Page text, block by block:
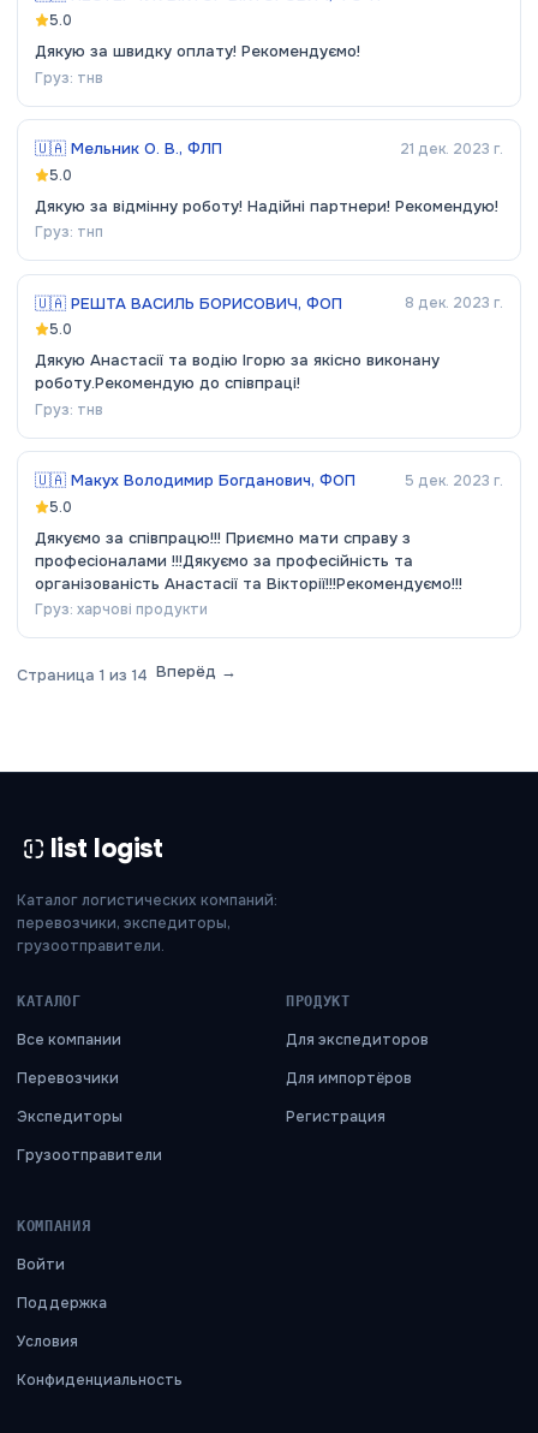
5.0
Дякую за швидку оплату! Рекомендуємо!
Груз: тнв
🇺🇦 Мельник О. В., ФЛП
21 дек. 2023 г.
5.0
Дякую за відмінну роботу! Надійні партнери! Рекомендую!
Груз: тнп
🇺🇦 РЕШТА ВАСИЛЬ БОРИСОВИЧ, ФОП
8 дек. 2023 г.
5.0
Дякую Анастасії та водію Ігорю за якісно виконану
роботу.Рекомендую до співпраці!
Груз: тнв
🇺🇦 Макух Володимир Богданович, ФОП
5 дек. 2023 г.
5.0
Дякуємо за співпрацю!!! Приємно мати справу з
професіоналами !!!Дякуємо за професійність та
організованість Анастасії та Вікторії!!!Рекомендуємо!!!
Груз: харчові продукти
Страница 1 из 14 Вперёд →
list logist
Каталог логистических компаний:
перевозчики, экспедиторы,
грузоотправители.
КАТАЛОГ
Все компании
Перевозчики
Экспедиторы
Грузоотправители
ПРОДУКТ
Для экспедиторов
Для импортёров
Регистрация
КОМПАНИЯ
Войти
Поддержка
Условия
Конфиденциальность